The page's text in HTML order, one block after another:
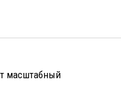
масштабный